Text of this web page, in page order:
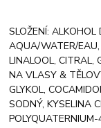
SLOŽENÍ: ALKOHOL
AQUA/WATER/EAU,
LINALOOL, CITRAL,
NA VLASY &
GLYKOL,
SODNÝ, KYSELINA